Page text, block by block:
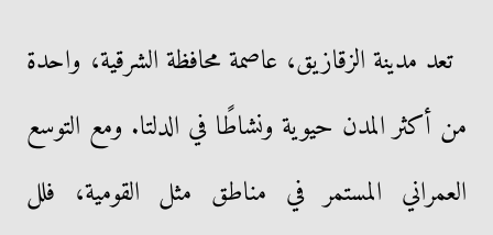
تعد مدينة الزقازيق، عاصمة محافظة الشرقية، واحدة
من أكثر المدن حيوية ونشاطًا في الدلتا. ومع التوسع
العمراني المستمر في مناطق مثل القومية، فلل